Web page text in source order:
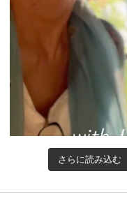
さらに読み込む